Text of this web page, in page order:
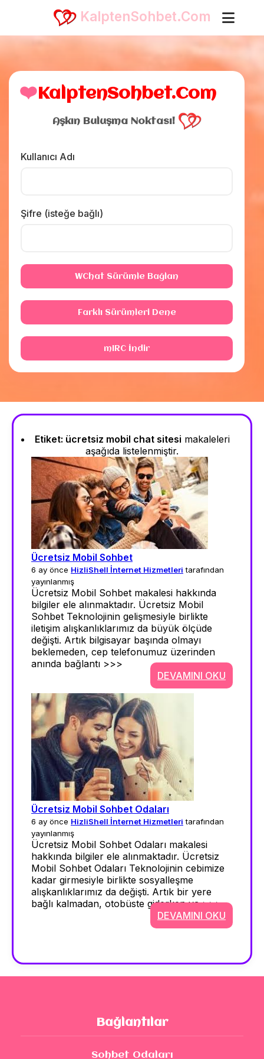
KalptenSohbet.Com
❤️ KalptenSohbet.Com
Aşkın Buluşma Noktası!
Kullanıcı Adı
Şifre (isteğe bağlı)
WChat Sürümle Bağlan
Farklı Sürümleri Dene
mIRC İndir
Etiket: ücretsiz mobil chat sitesi makaleleri
aşağıda listelenmiştir.
Ücretsiz Mobil Sohbet
6 ay önce HizliShell İnternet Hizmetleri tarafından
yayınlanmış
Ücretsiz Mobil Sohbet makalesi hakkında
bilgiler ele alınmaktadır. Ücretsiz Mobil
Sohbet Teknolojinin gelişmesiyle birlikte
iletişim alışkanlıklarımız da büyük ölçüde
değişti. Artık bilgisayar başında olmayı
beklemeden, cep telefonumuz üzerinden
anında bağlantı >>>
DEVAMINI OKU
Ücretsiz Mobil Sohbet Odaları
6 ay önce HizliShell İnternet Hizmetleri tarafından
yayınlanmış
Ücretsiz Mobil Sohbet Odaları makalesi
hakkında bilgiler ele alınmaktadır. Ücretsiz
Mobil Sohbet Odaları Teknolojinin cebimize
kadar girmesiyle birlikte sosyalleşme
alışkanlıklarımız da değişti. Artık bir yere
bağlı kalmadan, otobüste giderken ya >>>
DEVAMINI OKU
Bağlantılar
Sohbet Odaları